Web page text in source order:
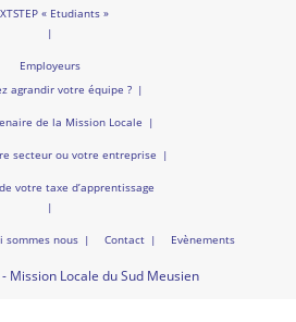
« Etudiants »
Employeurs
agrandir votre équipe ?
de la Mission Locale
secteur ou votre entreprise
votre taxe d’apprentissage
sommes nous Contact Evènements
Mission Locale du Sud Meusien